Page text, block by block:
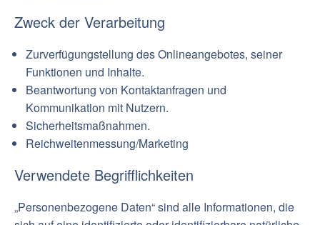
Zweck der Verarbeitung
Zurverfügungstellung des Onlineangebotes, seiner
Funktionen und Inhalte.
Beantwortung von Kontaktanfragen und
Kommunikation mit Nutzern.
Sicherheitsmaßnahmen.
Reichweitenmessung/Marketing
Verwendete Begrifflichkeiten
„Personenbezogene Daten“ sind alle Informationen, die